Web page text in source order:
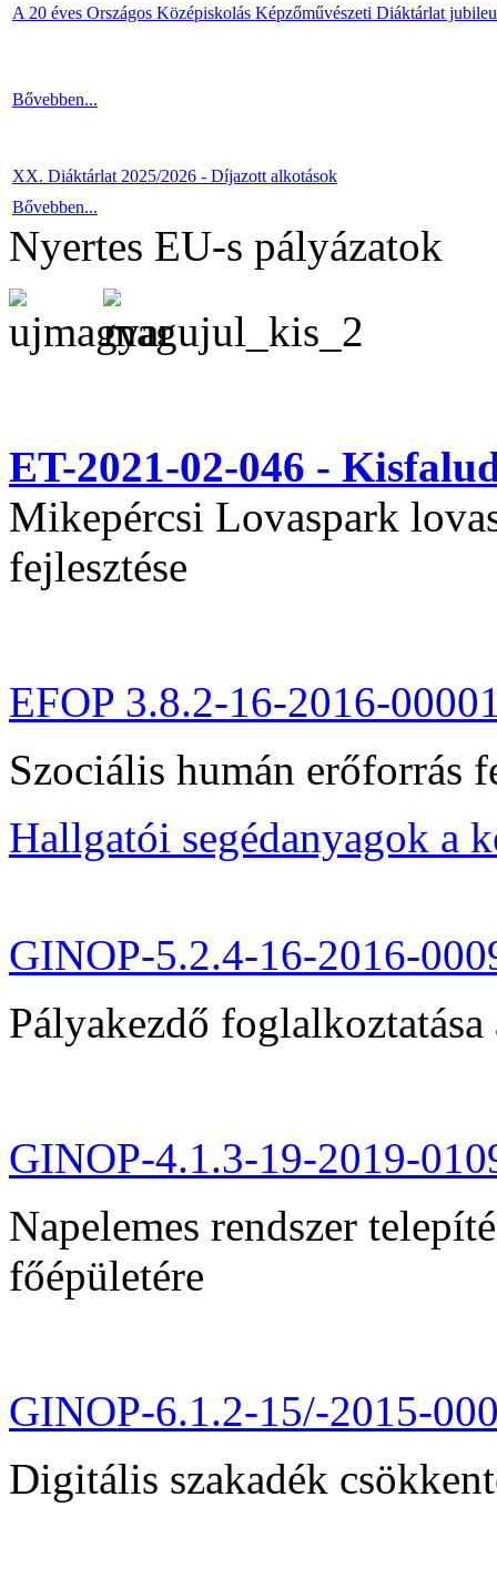
A 20 éves Országos Középiskolás Képzőművészeti Diáktárlat
Bővebben...
XX. Diáktárlat 2025/2026 - Díjazott alkotások
Bővebben...
Nyertes EU-s pályázatok
ET-2021-02-046 -
Mikepércsi Lovaspark
fejlesztése
EFOP 3.8.2-16-2016-
Szociális humán erőforrás
Hallgatói segédanyagok a
GINOP-5.2.4-16-2016-
Pályakezdő
GINOP-4.1.3-19-2019-
Napelemes rendszer
főépületére
GINOP-6.1.2-15/-2015-
Digitális szakadék